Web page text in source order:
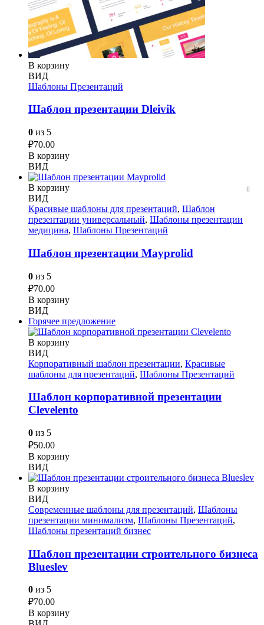
В корзину
ВИД
Шаблоны Презентаций
Шаблон презентации Dleivik
0 из 5
₽70.00
В корзину
ВИД
В корзину
ВИД
Красивые шаблоны для презентаций, Шаблон
презентации универсальный, Шаблоны презентации
медицина, Шаблоны Презентаций
Шаблон презентации Mayprolid
0 из 5
₽70.00
В корзину
ВИД
Горячее предложение
В корзину
ВИД
Корпоративный шаблон презентации, Красивые
шаблоны для презентаций, Шаблоны Презентаций
Шаблон корпоративной презентации
Сlevelento
0 из 5
₽50.00
В корзину
ВИД
В корзину
ВИД
Современные шаблоны для презентаций, Шаблоны
презентации минимализм, Шаблоны Презентаций,
Шаблоны презентаций бизнес
Шаблон презентации строительного бизнеса
Blueslev
0 из 5
₽70.00
В корзину